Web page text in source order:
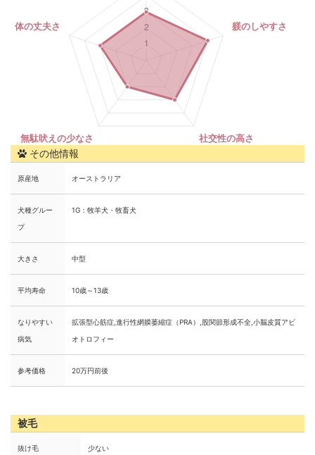
その他情報
原産地 オーストラリア
犬種グルー
プ
1G：牧羊犬・牧畜犬
大きさ 中型
平均寿命 10歳～13歳
なりやすい
病気
拡張型心筋症,進行性網膜萎縮症（PRA）,股関節形成不全,小脳皮質アビ
オトロフィー
参考価格 20万円前後
被毛
抜け毛 少ない